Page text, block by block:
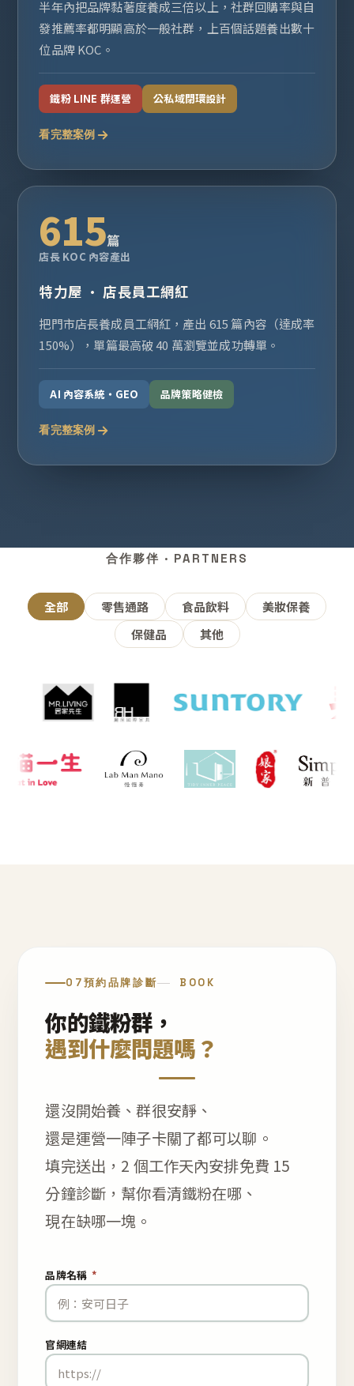
半年內把品牌黏著度養成三倍以上，社群回購率與自
發推薦率都明顯高於一般社群，上百個話題養出數十
位品牌 KOC。
鐵粉 LINE 群運營 公私域閉環設計
看完整案例
615篇
店長 KOC 內容產出
特力屋 · 店長員工網紅
把門市店長養成員工網紅，產出 615 篇內容（達成率
150%），單篇最高破 40 萬瀏覽並成功轉單。
AI 內容系統・GEO 品牌策略健檢
看完整案例
合作夥伴 · PARTNERS
全部 零售通路 食品飲料
美妝保養
保健品
其他
07預約品牌診斷 BOOK
你的鐵粉群，
遇到什麼問題嗎？
還沒開始養、群很安靜、
還是運營一陣子卡關了都可以聊。
填完送出，2 個工作天內安排免費 15
分鐘診斷，幫你看清鐵粉在哪、
現在缺哪一塊。
品牌名稱 *
官網連結